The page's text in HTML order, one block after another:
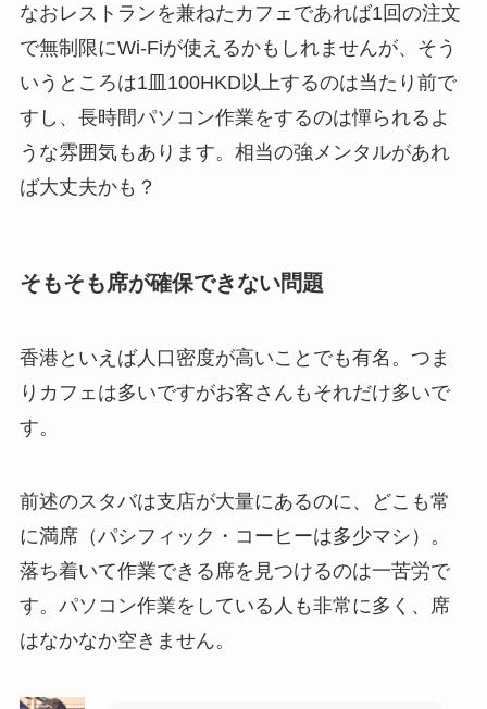
なおレストランを兼ねたカフェであれば1回の注文
で無制限にWi-Fiが使えるかもしれませんが、そう
いうところは1皿100HKD以上するのは当たり前で
すし、長時間パソコン作業をするのは憚られるよ
うな雰囲気もあります。相当の強メンタルがあれ
ば大丈夫かも？
そもそも席が確保できない問題
香港といえば人口密度が高いことでも有名。つま
りカフェは多いですがお客さんもそれだけ多いで
す。
前述のスタバは支店が大量にあるのに、どこも常
に満席（パシフィック・コーヒーは多少マシ）。
落ち着いて作業できる席を見つけるのは一苦労で
す。パソコン作業をしている人も非常に多く、席
はなかなか空きません。